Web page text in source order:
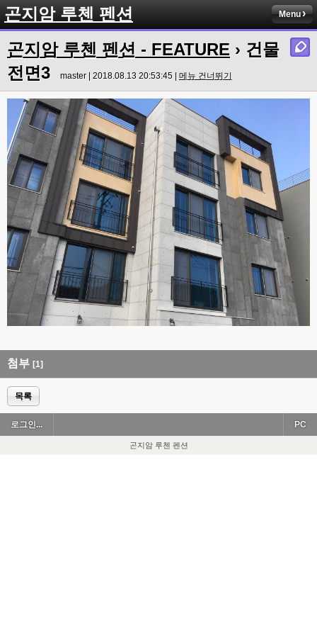
곤지암 루첸 펜션 Menu
곤지암 루첸 펜션 - FEATURE › 건물
전면3
master | 2018.08.13 20:53:45 | 메뉴 건너뛰기
첨부 [1]
목록
로그인... PC
곤지암 루첸 펜션